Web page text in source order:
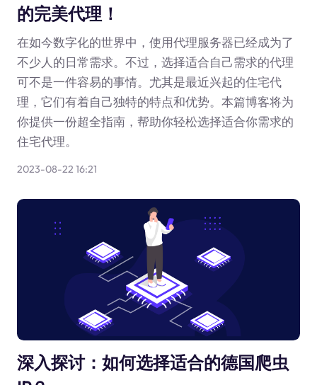
的完美代理！
在如今数字化的世界中，使用代理服务器已经成为了
不少人的日常需求。不过，选择适合自己需求的代理
可不是一件容易的事情。尤其是最近兴起的住宅代
理，它们有着自己独特的特点和优势。本篇博客将为
你提供一份超全指南，帮助你轻松选择适合你需求的
住宅代理。
2023-08-22 16:21
深入探讨：如何选择适合的德国爬虫